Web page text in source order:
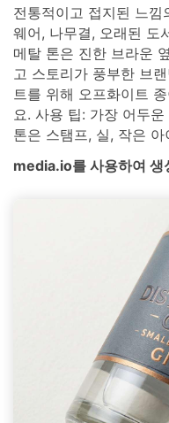
전통적이고 접지된 느
웨어, 나무결, 오래된 도
메탈 톤은 진한 브라운
고 스토리가 풍부한 브
트를 위해 오프화이트
요. 사용 팁: 가장 어두
톤은 스탬프, 실, 작은
media.io를 사용하여 생